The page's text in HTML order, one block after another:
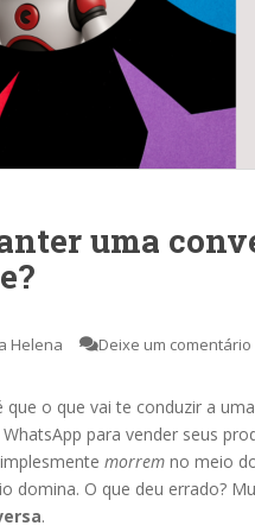
uma
Helena Deixe um comentário
o que vai te conduzir a
para vender seus
morrem no meio
domina. O que deu errado?
.